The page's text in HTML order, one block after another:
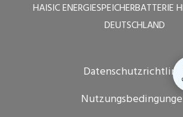
HAISIC ENERGIESPEICHERBATTERIE
DEUTSCHLAND